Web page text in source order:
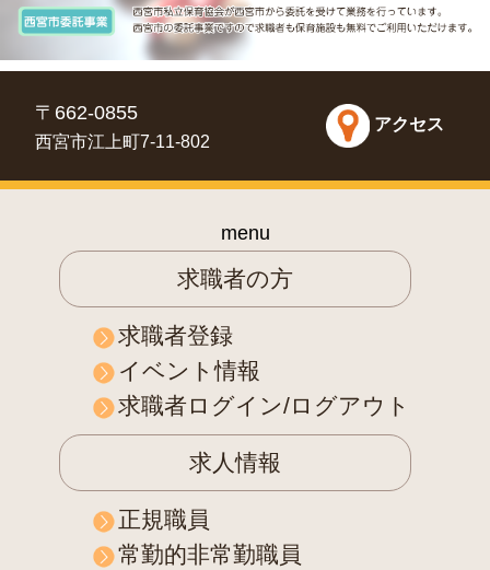
〒662-0855
西宮市江上町7-11-802
アクセス
menu
求職者の方
求職者登録
イベント情報
求職者ログイン/ログアウト
求人情報
正規職員
常勤的非常勤職員